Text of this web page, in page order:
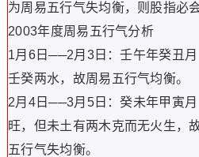
为周易五行气失均衡，则股指必
2003年度周易五行气分析
1月6日──2月3日：壬午年癸丑
壬癸两水，故周易五行气均衡。
2月4日──3月5日：癸未年甲寅
旺，但未土有两木克而无火生，
五行气失均衡。